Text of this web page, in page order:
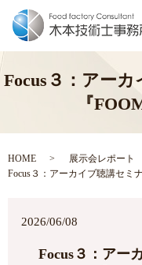
Focus３：アー
『
HOME
展示会レポート
Focus３：アーカイブ聴講セミ
2026/06/08
Focus３：アー